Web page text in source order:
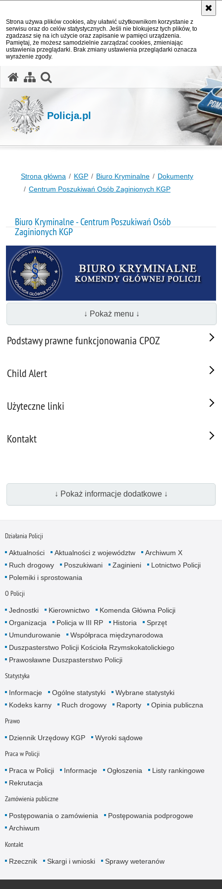
Strona używa plików cookies, aby ułatwić użytkownikom korzystanie z
serwisu oraz do celów statystycznych. Jeśli nie blokujesz tych plików, to
zgadzasz się na ich użycie oraz zapisanie w pamięci urządzenia.
Pamiętaj, że możesz samodzielnie zarządzać cookies, zmieniając
ustawienia przeglądarki. Brak zmiany ustawienia przeglądarki oznacza
wyrażenie zgody.
Policja.pl
Strona główna KGP Biuro Kryminalne
Dokumenty
Centrum Poszukiwań Osób Zaginionych KGP
Biuro Kryminalne - Centrum Poszukiwań Osób
Zaginionych KGP
↓ Pokaż menu ↓
Podstawy prawne funkcjonowania CPOZ
Child Alert
Użyteczne linki
Kontakt
↓ Pokaż informacje dodatkowe ↓
Działania Policji
Aktualności Aktualności z województw
Archiwum X
Ruch drogowy
Poszukiwani Zaginieni
Lotnictwo Policji
Polemiki i sprostowania
O Policji
Jednostki Kierownictwo
Komenda Główna Policji
Organizacja
Policja w III RP Historia
Sprzęt
Umundurowanie
Współpraca międzynarodowa
Duszpasterstwo Policji Kościoła Rzymskokatolickiego
Prawosławne Duszpasterstwo Policji
Statystyka
Informacje Ogólne statystyki
Wybrane statystyki
Kodeks karny
Ruch drogowy Raporty Opinia publiczna
Prawo
Dziennik Urzędowy KGP Wyroki sądowe
Praca w Policji
Praca w Policji Informacje Ogłoszenia
Listy rankingowe
Rekrutacja
Zamówienia publiczne
Postępowania o zamówienia
Postępowania podprogowe
Archiwum
Kontakt
Rzecznik Skargi i wnioski Sprawy weteranów